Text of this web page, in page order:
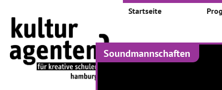
Soundmannschaften
Startseite
Projekte